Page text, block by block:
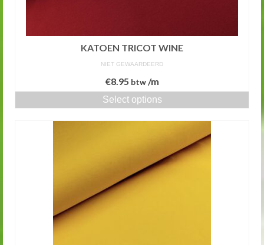
KATOEN TRICOT WINE
NIET GEWAARDEERD
€8.95 btw/m
Select options